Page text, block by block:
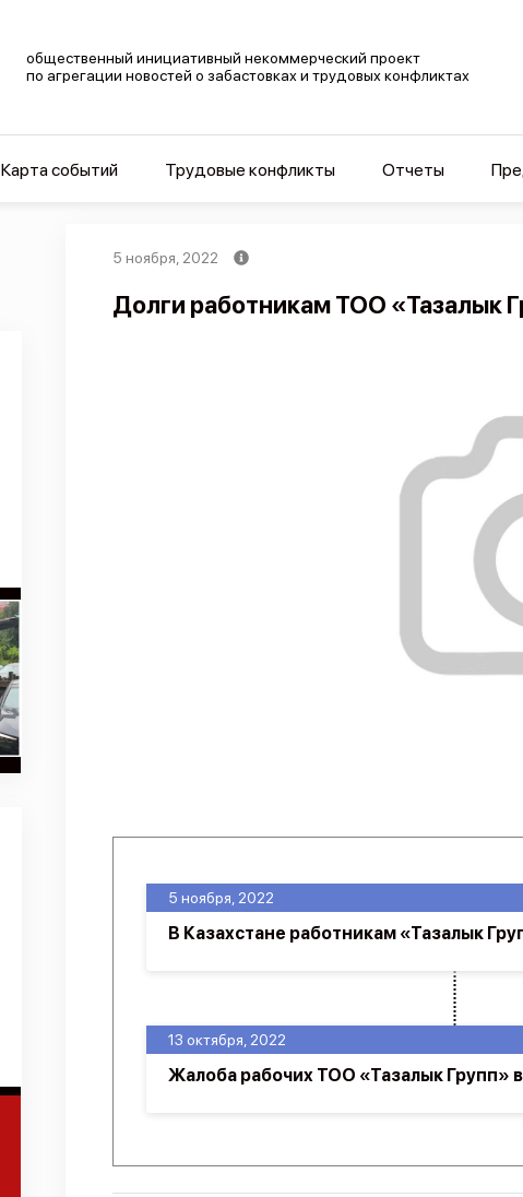
общественный инициативный некоммерческий проект
по агрегации новостей о забастовках и трудовых конфликтах
Карта событий Трудовые конфликты Отчеты
5 ноября, 2022
Долги работникам ТОО «Тазалык
13 октября, 2022
Жалоба рабочих ТОО «Тазалык Групп»
5 ноября, 2022
В Казахстане работникам «Тазалык